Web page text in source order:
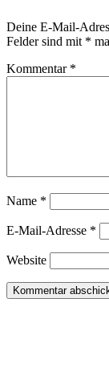
Deine E-Mail-
Felder sind mit *
Kommentar *
Name *
E-Mail-Adresse *
Website